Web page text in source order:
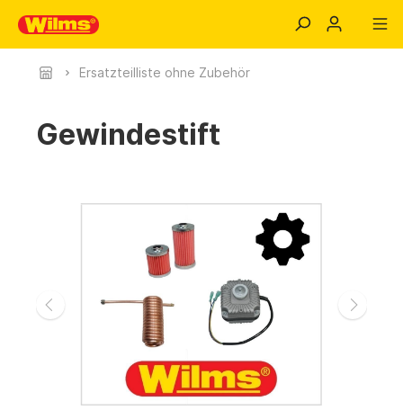
Ersatzteilliste ohne Zubehör
Gewindestift